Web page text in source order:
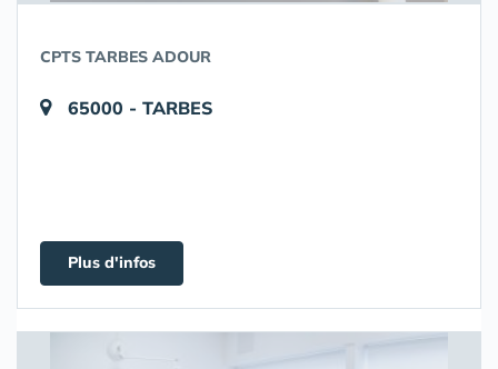
CPTS TARBES ADOUR
65000 - TARBES
Plus d'infos